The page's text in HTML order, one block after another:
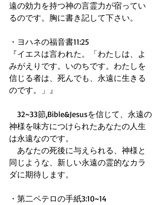
遠の効力を持つ神の言霊力が宿ってい
るのです。胸に書き記して下さい。
・ヨハネの福音書11:25
『イエスは言われた。「わたしは、よ
みがえりです。いのちです。わたしを
信じる者は、死んでも、永遠に生きる
のです。」』
32~33節,Bible&Jesusを信じて、永遠の
神様を味方につけられたあなたの人生
は永遠なのです。
あなたの死後に与えられる、神様と
同じような、新しい永遠の霊的なカラ
ダに期待します。
・第二ペテロの手紙3:10~14